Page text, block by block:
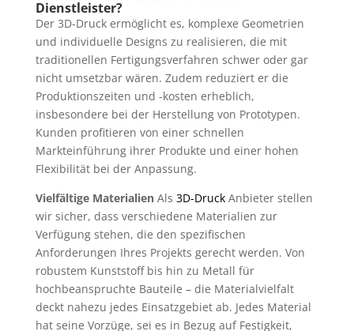
Dienstleister?
Der 3D-Druck ermöglicht es, komplexe Geometrien
und individuelle Designs zu realisieren, die mit
traditionellen Fertigungsverfahren schwer oder gar
nicht umsetzbar wären. Zudem reduziert er die
Produktionszeiten und -kosten erheblich,
insbesondere bei der Herstellung von Prototypen.
Kunden profitieren von einer schnellen
Markteinführung ihrer Produkte und einer hohen
Flexibilität bei der Anpassung.
Vielfältige MaterialienAls 3D-DruckAnbieter stellen
wir sicher, dass verschiedene Materialien zur
Verfügung stehen, die den spezifischen
Anforderungen Ihres Projekts gerecht werden. Von
robustem Kunststoff bis hin zu Metall für
hochbeanspruchte Bauteile – die Materialvielfalt
deckt nahezu jedes Einsatzgebiet ab. Jedes Material
hat seine Vorzüge, sei es in Bezug auf Festigkeit,